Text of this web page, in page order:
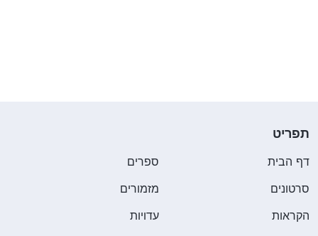
תפריט
דף הבית
ספרים
סרטונים
מזמורים
הקראות
עדויות